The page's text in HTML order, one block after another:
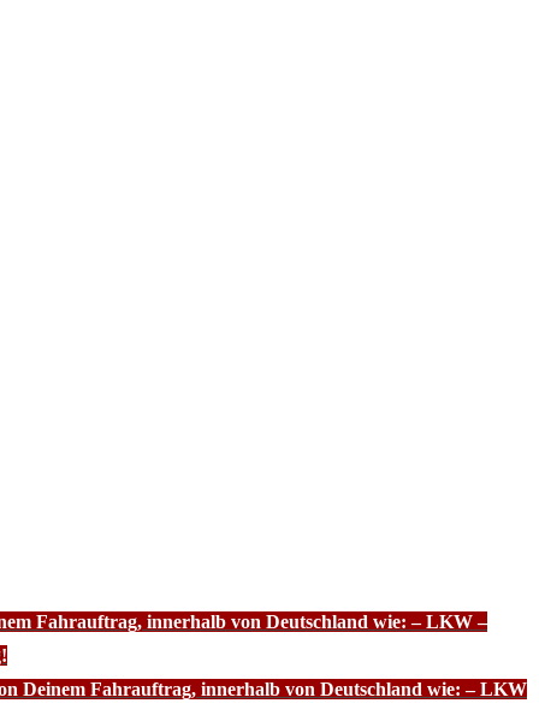
Fahrauftrag, innerhalb von Deutschland wie: – LKW –
Deinem Fahrauftrag, innerhalb von Deutschland wie: – LKW